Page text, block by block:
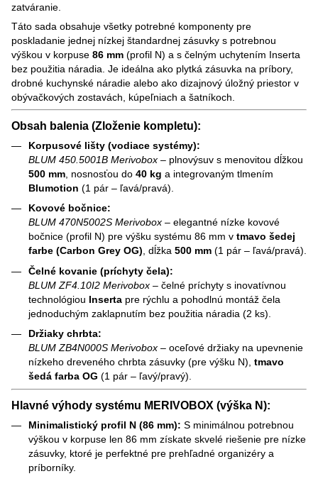
zatváranie.
Táto sada obsahuje všetky potrebné komponenty pre
poskladanie jednej nízkej štandardnej zásuvky s potrebnou
výškou v korpuse 86 mm (profil N) a s čelným uchytením Inserta
bez použitia náradia. Je ideálna ako plytká zásuvka na príbory,
drobné kuchynské náradie alebo ako dizajnový úložný priestor v
obývačkových zostavách, kúpeľniach a šatníkoch.
Obsah balenia (Zloženie kompletu):
Korpusové lišty (vodiace systémy):
BLUM 450.5001B Merivobox – plnovýsuv s menovitou dĺžkou
500 mm , nosnosťou do 40 kg a integrovaným tlmením
Blumotion (1 pár – ľavá/pravá).
Kovové bočnice:
BLUM 470N5002S Merivobox – elegantné nízke kovové
bočnice (profil N) pre výšku systému 86 mm v tmavo šedej
farbe (Carbon Grey OG) , dĺžka 500 mm (1 pár – ľavá/pravá).
Čelné kovanie (príchyty čela):
BLUM ZF4.10I2 Merivobox – čelné príchyty s inovatívnou
technológiou Inserta pre rýchlu a pohodlnú montáž čela
jednoduchým zaklapnutím bez použitia náradia (2 ks).
Držiaky chrbta:
BLUM ZB4N000S Merivobox – oceľové držiaky na upevnenie
nízkeho dreveného chrbta zásuvky (pre výšku N), tmavo
šedá farba OG (1 pár – ľavý/pravý).
Hlavné výhody systému MERIVOBOX (výška N):
Minimalistický profil N (86 mm): S minimálnou potrebnou
výškou v korpuse len 86 mm získate skvelé riešenie pre nízke
zásuvky, ktoré je perfektné pre prehľadné organizéry a
príborníky.